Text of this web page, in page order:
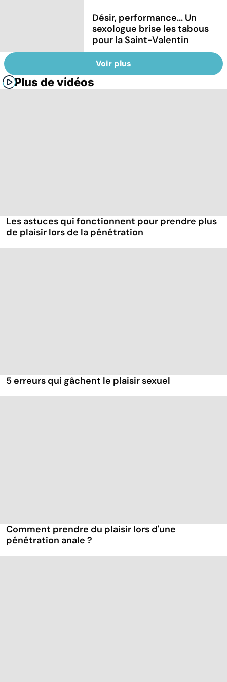
Désir, performance... Un
sexologue brise les tabous
pour la Saint-Valentin
Voir plus
Plus de vidéos
Les astuces qui fonctionnent pour prendre plus
de plaisir lors de la pénétration
5 erreurs qui gâchent le plaisir sexuel
Comment prendre du plaisir lors d'une
pénétration anale ?